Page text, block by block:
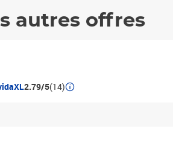
autres offres
2.79/5(14)